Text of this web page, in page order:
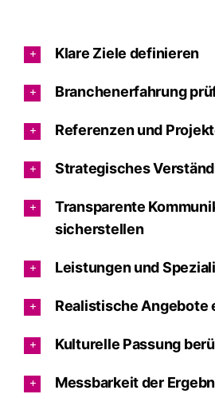
Klare Ziele definieren
Branchenerfahrung
Referenzen und
Strategisches
Transparente
sicherstellen
Leistungen und
Realistische Angebote
Kulturelle Passung
Messbarkeit der